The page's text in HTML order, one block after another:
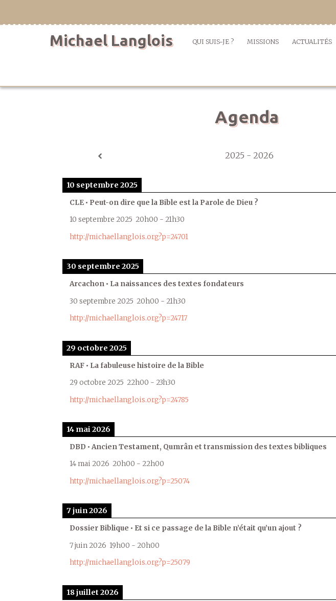
Michael Langlois QUI SUIS-JE ? MISSIONS ACTUALITÉS
Agenda
2025 - 2026
10 septembre 2025
CLE • Peut-on dire que la Bible est la Parole de Dieu ?
10 septembre 2025 20h00 - 21h30
http://michaellanglois.org?p=24701
30 septembre 2025
Arcachon • La naissances des textes fondateurs
30 septembre 2025 20h00 - 21h30
http://michaellanglois.org?p=24717
29 octobre 2025
RAF • La fabuleuse histoire de la Bible
29 octobre 2025 22h00 - 23h30
http://michaellanglois.org?p=24785
14 mai 2026
DBD • Ancien Testament, Qumrân et transmission des textes bibliques
14 mai 2026 20h00 - 22h00
http://michaellanglois.org?p=25074
7 juin 2026
Dossier Biblique • Et si ce passage de la Bible n’était qu’un ajout ?
7 juin 2026 19h00 - 20h00
http://michaellanglois.org?p=25079
18 juillet 2026